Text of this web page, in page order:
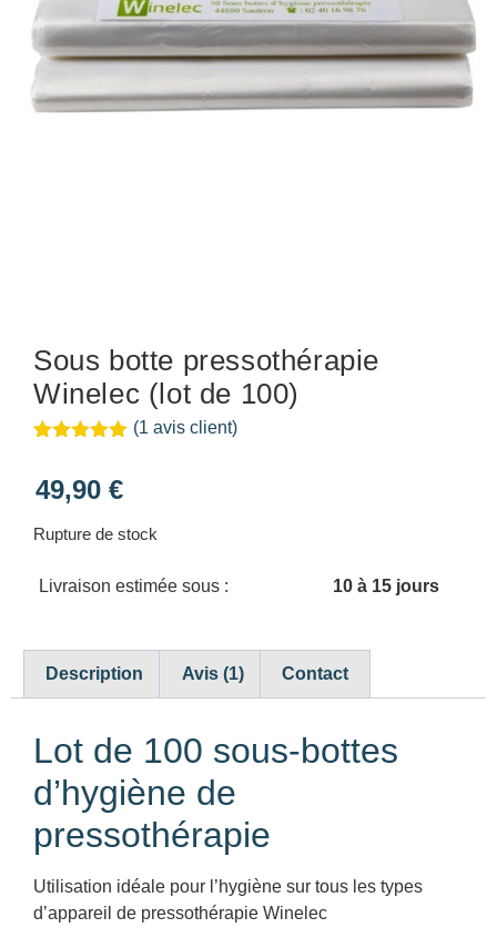
Sous botte pressothérapie
Winelec (lot de 100)
basé sur
notation
client
(1 avis client)
49,90 €
Rupture de stock
Livraison estimée sous : 10 à 15 jours
Description Avis (1) Contact
Lot de 100 sous-bottes
d’hygiène de
pressothérapie
Utilisation idéale pour l’hygiène sur tous les types
d’appareil de pressothérapie Winelec